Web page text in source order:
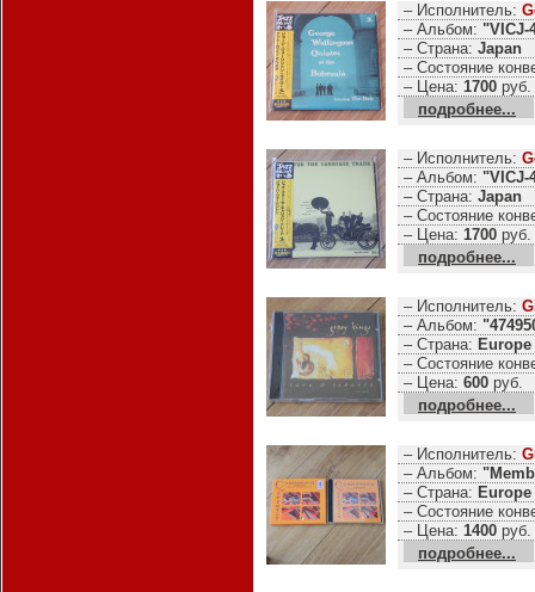
– Исполнитель:
– Альбом: "VICJ-
– Страна: Japan
– Состояние
– Цена: 1700 руб.
подробнее...
– Исполнитель:
– Альбом: "VICJ-
– Страна: Japan
– Состояние
– Цена: 1700 руб.
подробнее...
– Исполнитель:
– Альбом:
– Страна: Europe
– Состояние
– Цена: 600 руб.
подробнее...
– Исполнитель:
– Альбом:
– Страна: Europe
– Состояние
– Цена: 1400 руб.
подробнее...